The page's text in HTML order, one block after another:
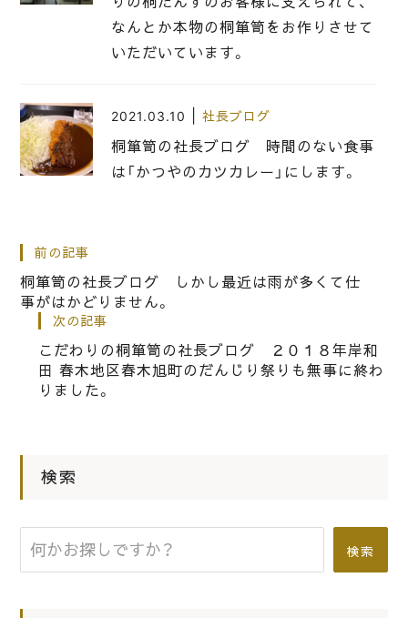
なんとか本物の桐箪笥をお作りさせて
いただいています。
2021.03.10 社長ブログ
桐箪笥の社長ブログ 時間のない食事
は「かつやのカツカレー」にします。
2018.07.06|社長ブログ
こだわりの桐箪笥の社長ブログ 本当
は素晴らしいですね。
前の記事
桐箪笥の社長ブログ しかし最近は雨が多くて仕
事がはかどりません。
次の記事
こだわりの桐箪笥の社長ブログ ２０１８年岸和
田 春木地区春木旭町のだんじり祭りも無事に終わ
りました。
検索
検索